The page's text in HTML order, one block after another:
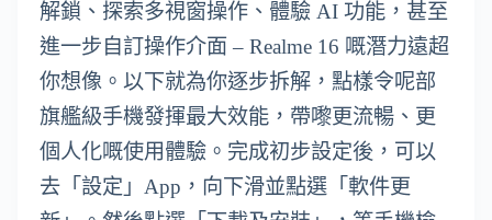
解鎖、探索多視窗操作、體驗 AI 功能，甚至
進一步自訂操作介面 – Realme 16 嘅潛力遠超
你想像。以下就為你逐步拆解，點樣令呢部
旗艦級手機發揮最大效能，帶嚟更流暢、更
個人化嘅使用體驗。完成初步設定後，可以
去「設定」App，向下滑並點選「軟件更